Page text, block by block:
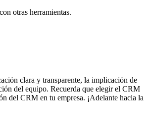
otras herramientas.
clara y transparente, la implicación de
del equipo. Recuerda que elegir el CRM
del CRM en tu empresa. ¡Adelante hacia la